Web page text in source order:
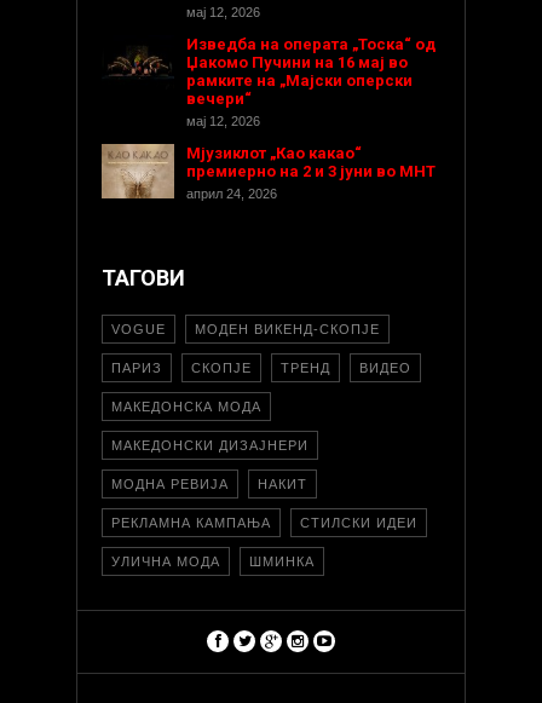
мај 12, 2026
Изведба на операта „Тоска“ од
Џакомо Пучини на 16 мај во
рамките на „Мајски оперски
вечери“
мај 12, 2026
Мјузиклот „Као какао“
премиерно на 2 и 3 јуни во МНТ
април 24, 2026
ТАГОВИ
VOGUE МОДЕН ВИКЕНД-СКОПЈЕ
ПАРИЗ СКОПЈЕ ТРЕНД ВИДЕО
МАКЕДОНСКА МОДА
МАКЕДОНСКИ ДИЗАЈНЕРИ
МОДНА РЕВИЈА НАКИТ
РЕКЛАМНА КАМПАЊА СТИЛСКИ ИДЕИ
УЛИЧНА МОДА ШМИНКА